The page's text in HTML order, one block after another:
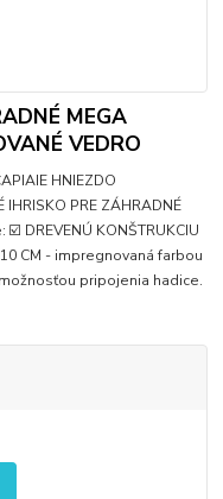
MEGA
VEDRO
HNIEZDO
IHRISKO PRE ZÁHRADNÉ
DREVENÚ KONŠTRUKCIU
10 CM - impregnovaná farbou
pripojenia hadice.